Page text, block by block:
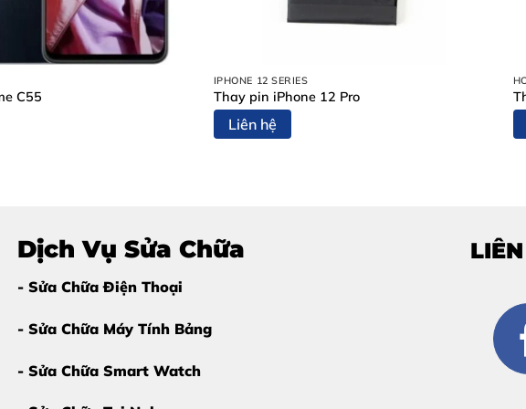
3 tại Thùy Trang Mobile Biên Hòa?
được khách hàng tin tưởng bởi những lý do sau:
C55
IPHONE 12 SERIES
Thay pin iPhone 12 Pro
Liên hệ
Dịch Vụ Sửa Chữa
- Sửa Chữa Điện Thoại
- Sửa Chữa Máy Tính Bảng
- Sửa Chữa Smart Watch